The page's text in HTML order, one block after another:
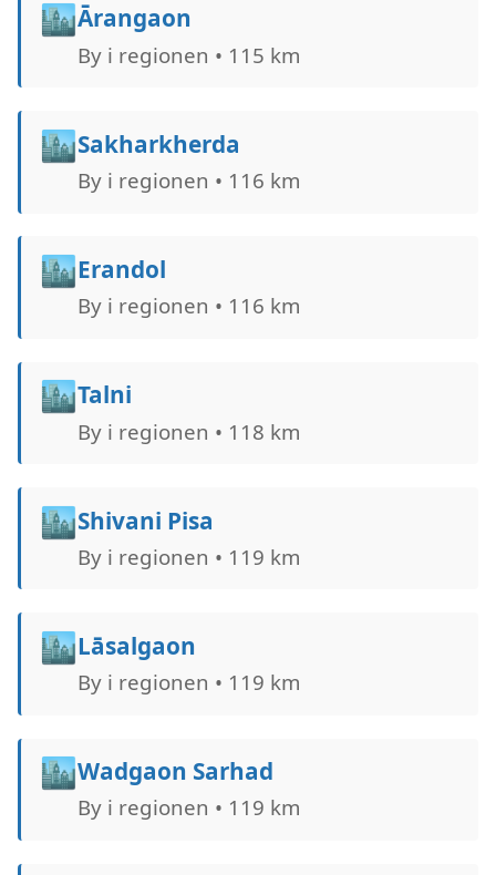
🏙️Ārangaon
By i regionen • 115 km
🏙️Sakharkherda
By i regionen • 116 km
🏙️Erandol
By i regionen • 116 km
🏙️Talni
By i regionen • 118 km
🏙️Shivani Pisa
By i regionen • 119 km
🏙️Lāsalgaon
By i regionen • 119 km
🏙️Wadgaon Sarhad
By i regionen • 119 km